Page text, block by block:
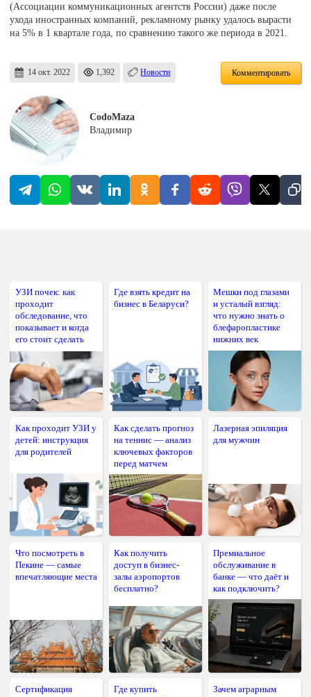
(Ассоциации коммуникационных агентств России) даже после
ухода иностранных компаний, рекламному рынку удалось вырасти
на 5% в 1 квартале года, по сравнению такого же периода в 2021.
14 окт. 2022 1,392 Новости Комментировать
CodoMaza
Владимир
УЗИ почек: как
проходит
обследование, что
показывает и когда
его стоит сделать
Где взять кредит на
бизнес в Беларуси?
Мешки под глазами
и усталый взгляд:
что нужно знать о
блефаропластике
нижних век
Как проходит УЗИ у
детей: инструкция
для родителей
Как сделать прогноз
на теннис — анализ
ключевых факторов
перед матчем
Лазерная эпиляция
для мужчин
Что посмотреть в
Пекине — самые
впечатляющие места
Как получить
доступ в бизнес-
залы аэропортов
бесплатно?
Премиальное
обслуживание в
банке — что даёт и
как подключить?
Сертификация
Где купить
Зачем аграрным